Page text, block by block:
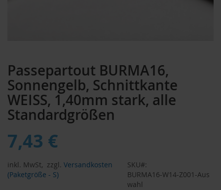
Passepartout BURMA16,
Sonnengelb, Schnittkante
WEISS, 1,40mm stark, alle
Standardgrößen
7,43 €
inkl. MwSt, zzgl. Versandkosten
(Paketgröße - S)
SKU
BURMA16-W14-Z001-Aus
wahl
der
Bildergalerie
springen